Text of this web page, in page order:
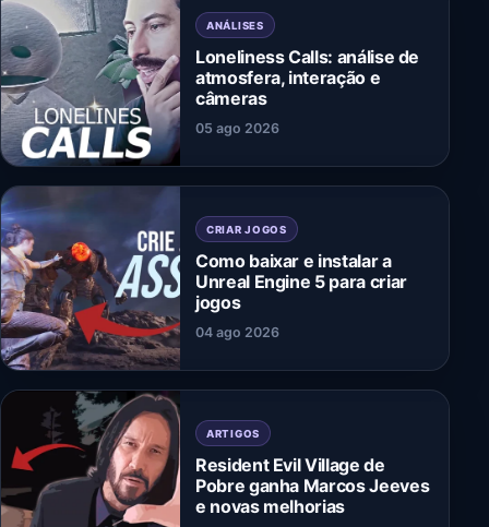
ANÁLISES
Loneliness Calls: análise de
atmosfera, interação e
câmeras
05 ago 2026
CRIAR JOGOS
Como baixar e instalar a
Unreal Engine 5 para criar
jogos
04 ago 2026
ARTIGOS
Resident Evil Village de
Pobre ganha Marcos Jeeves
e novas melhorias